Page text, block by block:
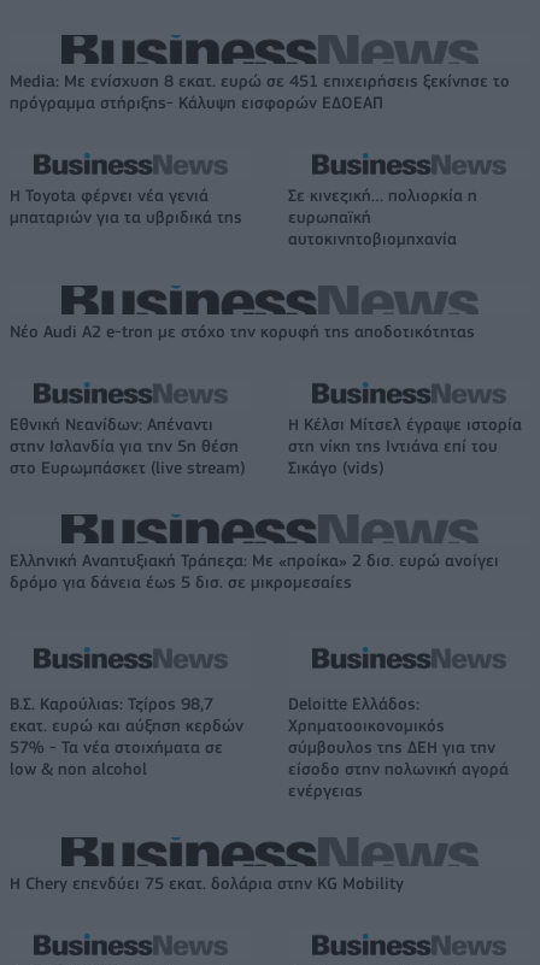
Media: Με ενίσχυση 8 εκατ. ευρώ σε 451 επιχειρήσεις ξεκίνησε το
πρόγραμμα στήριξης- Κάλυψη εισφορών ΕΔΟΕΑΠ
Η Toyota φέρνει νέα γενιά
μπαταριών για τα υβριδικά της
Σε κινεζική… πολιορκία η
ευρωπαϊκή
αυτοκινητοβιομηχανία
Νέο Audi A2 e-tron με στόχο την κορυφή της αποδοτικότητας
Εθνική Νεανίδων: Απέναντι
στην Ισλανδία για την 5η θέση
στο Ευρωμπάσκετ (live stream)
Η Κέλσι Μίτσελ έγραψε ιστορία
στη νίκη της Ιντιάνα επί του
Σικάγο (vids)
Ελληνική Αναπτυξιακή Τράπεζα: Με «προίκα» 2 δισ. ευρώ ανοίγει
δρόμο για δάνεια έως 5 δισ. σε μικρομεσαίες
Β.Σ. Καρούλιας: Τζίρος 98,7
εκατ. ευρώ και αύξηση κερδών
57% - Τα νέα στοιχήματα σε
low & non alcohol
Deloitte Ελλάδος:
Χρηματοοικονομικός
σύμβουλος της ΔΕΗ για την
είσοδο στην πολωνική αγορά
ενέργειας
Η Chery επενδύει 75 εκατ. δολάρια στην KG Mobility